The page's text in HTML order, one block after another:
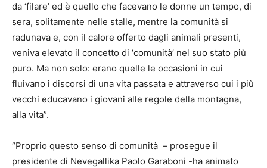
da ‘filare’ ed è quello che facevano le donne un tempo, di
sera, solitamente nelle stalle, mentre la comunità si
radunava e, con il calore offerto dagli animali presenti,
veniva elevato il concetto di ‘comunità’ nel suo stato più
puro. Ma non solo: erano quelle le occasioni in cui
fluivano i discorsi di una vita passata e attraverso cui i più
vecchi educavano i giovani alle regole della montagna,
alla vita”.
“Proprio questo senso di comunità – prosegue il
presidente di Nevegallika Paolo Garaboni -ha animato